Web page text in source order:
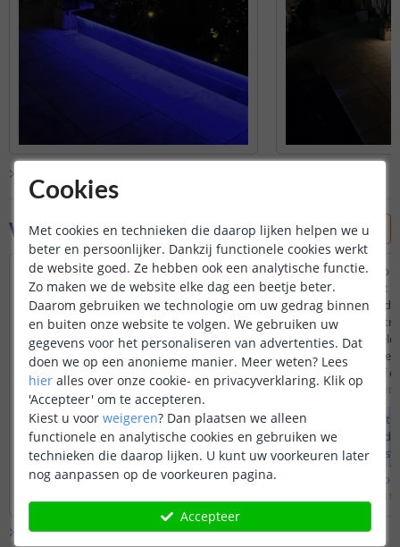
Vraag & antwoord
Werkt deze set ook met het Zigbee
protocol zodat ik de verlichting aan kan
sturen via mijn Homey of Google Home?
Door Marcel op zondag 30 oktober 2022
Zigbee is compatibel met het Google
Home en Homey systeem.
Bekijkheleantwoord
Omdat ik deze strip
automatiseren met
vroeg ik mij af wat
van deze strip/
stroom ingeschakeld
geheugen in met de
kleur/intensiteit, of
dit niet na het
Joni maandag 10
De controllers
kleur en dimstand
Ook wanneer de
is geweest. Het
schakelaar is dan
dinsdag 11
Bekijk alle Vraag & antwoord
Cookies
Met cookies en technieken die daarop lijken helpen we u
beter en persoonlijker. Dankzij functionele cookies werkt
de website goed. Ze hebben ook een analytische functie.
Zo maken we de website elke dag een beetje beter.
Daarom gebruiken we technologie om uw gedrag binnen
en buiten onze website te volgen. We gebruiken uw
gegevens voor het personaliseren van advertenties. Dat
doen we op een anonieme manier. Meer weten? Lees
hier alles over onze cookie- en privacyverklaring. Klik op
'Accepteer' om te accepteren.
Kiest u voor weigeren? Dan plaatsen we alleen
functionele en analytische cookies en gebruiken we
technieken die daarop lijken. U kunt uw voorkeuren later
nog aanpassen op de voorkeuren pagina.
Accepteer